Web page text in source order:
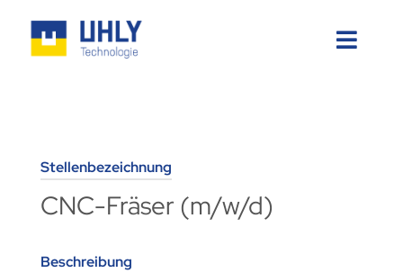
Inhalt
Toggle
KARRIERE
KONTAKT
Stellenbezeichnung
CNC-Fräser (m/w/d)
Beschreibung